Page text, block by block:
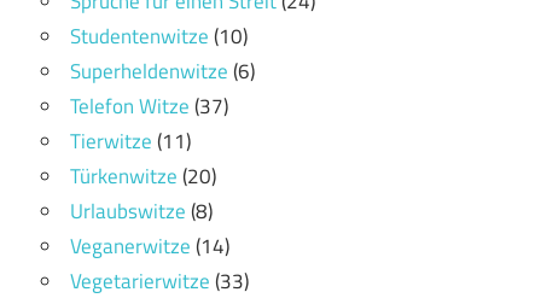
Studentenwitze(10)
Superheldenwitze(6)
Telefon Witze(37)
Tierwitze(11)
Türkenwitze(20)
Urlaubswitze(8)
Veganerwitze(14)
Vegetarierwitze(33)